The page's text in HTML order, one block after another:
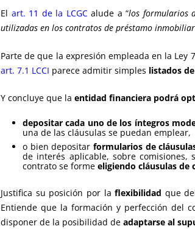
El art. 11 de la LCGCalude a “los formularios
utilizadas en los contratos de préstamo
Parte de que la expresión empleada en la Ley
art. 7.1 LCCI parece admitir simples listados
Y concluye que la entidad financiera podrá
depositar cada uno de los íntegros
una de las cláusulas se puedan emplear,
o bien depositar formularios de
de interés aplicable, sobre
contrato se forme eligiendo cláusulas de
Justifica su posición por laflexibilidad que
Entiende que la formación y perfección del
disponer de la posibilidad de adaptarse al